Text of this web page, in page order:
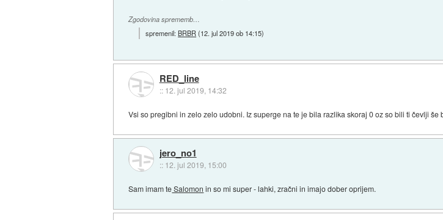
Zgodovina sprememb…
spremenil:BRBR(12. jul 2019 ob 14:15)
RED_line
:: 12. jul 2019, 14:32
Vsi so pregibni in zelo zelo udobni. Iz superge na te je bila razlika skoraj 0 oz so bili ti čevlji še
jero_no1
:: 12. jul 2019, 15:00
Sam imam teSalomon in so mi super - lahki, zračni in imajo dober oprijem.